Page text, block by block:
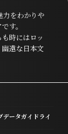
力をわかりや
す。
時にはロッ
遠な日本文
データガイドライ